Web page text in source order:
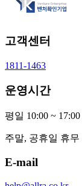
고객센터
1811-1463
운영시간
평일 10:00 ~ 17:00
주말, 공휴일 휴무
E-mail